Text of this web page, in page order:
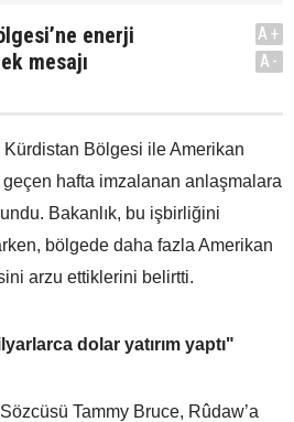
enerji
mesajı
A+
A-
Kürdistan Bölgesi ile Amerikan
hafta imzalanan anlaşmalara
Bakanlık, bu işbirliğini
bölgede daha fazla Amerikan
arzu ettiklerini belirtti.
dolar yatırım yaptı"
Tammy Bruce, Rûdaw’a